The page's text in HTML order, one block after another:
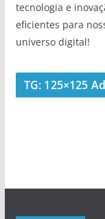
tecnologia e
eficientes para
universo digital!
TG: 125×125